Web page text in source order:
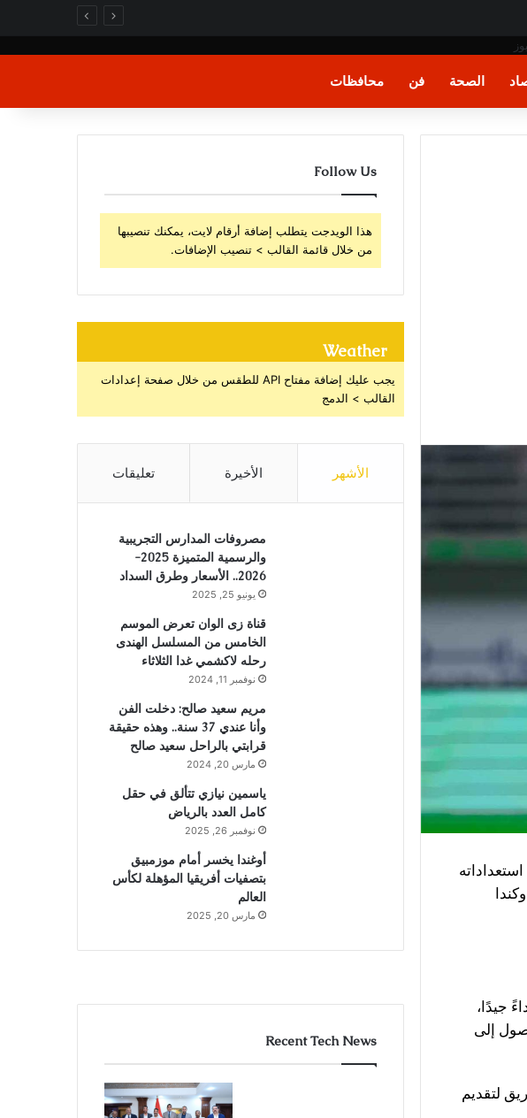
الصحة فن محافظات
وكندا
قدم خلالها أداءً جيدًا،
إلى
لتقديم
Follow Us
هذا الويدجت يتطلب إضافة أرقام لايت، يمكنك تنصيبها
من خلال قائمة القالب > تنصيب الإضافات.
Weather
يجب عليك إضافة مفتاح API للطقس من خلال صفحة إعدادات
القالب > الدمج
الأشهر الأخيرة تعليقات
مصروفات المدارس التجريبية
والرسمية المتميزة 2025-
2026.. الأسعار وطرق السداد
يونيو 25, 2025
قناة زى الوان تعرض الموسم
الخامس من المسلسل الهندى
رحله لاكشمي غدا الثلاثاء
نوفمبر 11, 2024
مريم سعيد صالح: دخلت الفن
وأنا عندي 37 سنة.. وهذه حقيقة
قرابتي بالراحل سعيد صالح
مارس 20, 2024
ياسمين نيازي تتألق في حقل
كامل العدد بالرياض
نوفمبر 26, 2025
أوغندا يخسر أمام موزمبيق
بتصفيات أفريقيا المؤهلة لكأس
العالم
مارس 20, 2025
Recent Tech News